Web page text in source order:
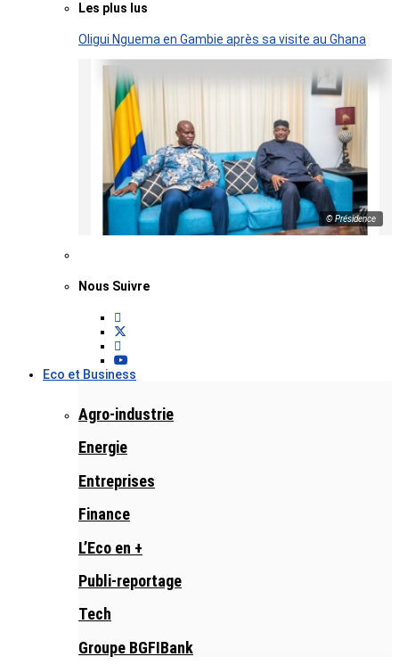
Les plus lus
Oligui Nguema en Gambie après sa visite au Ghana
© Présidence
Nous Suivre
Eco et Business
Agro-industrie
Energie
Entreprises
Finance
L’Eco en +
Publi-reportage
Tech
Groupe BGFIBank